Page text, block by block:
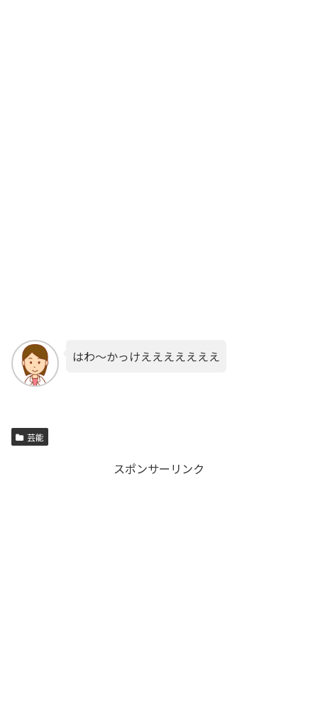
はわ～かっけえええええええ
芸能
スポンサーリンク